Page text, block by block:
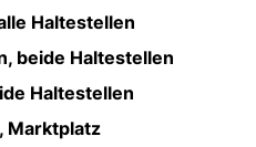
Haltestellen
beide Haltestellen
Haltestellen